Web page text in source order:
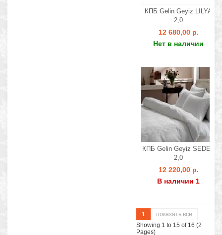
КПБ Gelin Geyiz LILYA
2,0
12 680,00 р.
Нет в наличии
КПБ Gelin Geyiz SEDEF
2,0
12 220,00 р.
В наличии 1
1
показать все
Showing 1 to 15 of 16 (2
Pages)